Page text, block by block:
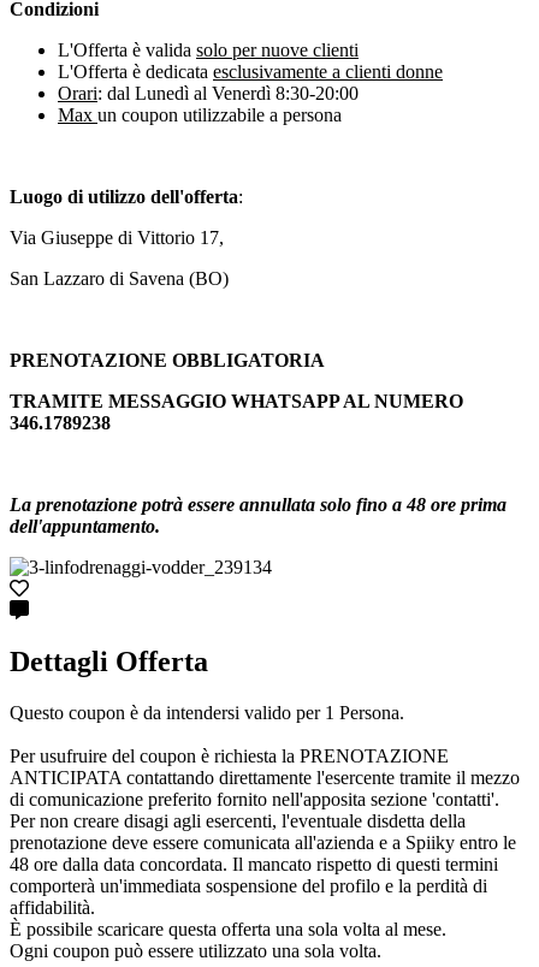
Condizioni
L'Offerta è valida solo per nuove clienti
L'Offerta è dedicata esclusivamente a clienti donne
Orari: dal Lunedì al Venerdì 8:30-20:00
Max un coupon utilizzabile a persona
Luogo di utilizzo dell'offerta:
Via Giuseppe di Vittorio 17,
San Lazzaro di Savena (BO)
PRENOTAZIONE OBBLIGATORIA
TRAMITE MESSAGGIO WHATSAPP AL NUMERO
346.1789238
La prenotazione potrà essere annullata solo fino a 48 ore prima
dell'appuntamento.
Dettagli Offerta
Questo coupon è da intendersi valido per 1 Persona.
Per usufruire del coupon è richiesta la PRENOTAZIONE
ANTICIPATA contattando direttamente l'esercente tramite il mezzo
di comunicazione preferito fornito nell'apposita sezione 'contatti'.
Per non creare disagi agli esercenti, l'eventuale disdetta della
prenotazione deve essere comunicata all'azienda e a Spiiky entro le
48 ore dalla data concordata. Il mancato rispetto di questi termini
comporterà un'immediata sospensione del profilo e la perdità di
affidabilità.
È possibile scaricare questa offerta una sola volta al mese.
Ogni coupon può essere utilizzato una sola volta.